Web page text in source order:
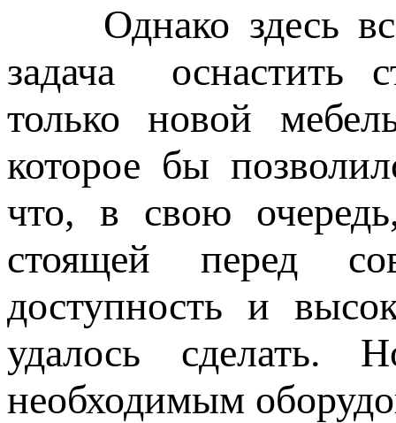
Однако здесь все
задача оснастить
только новой
которое бы
что, в свою
стоящей перед
доступность и
удалось
необходимым